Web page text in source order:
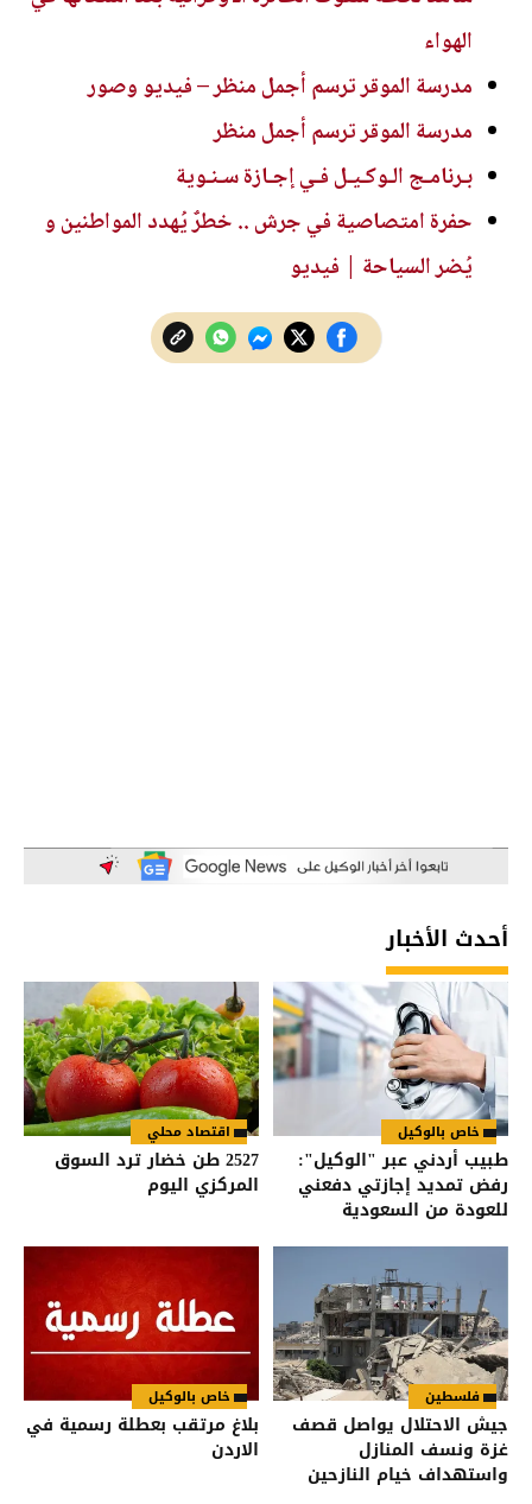
الهواء
مدرسة الموقر ترسم أجمل منظر – فيديو وصور
مدرسة الموقر ترسم أجمل منظر
بـرنامـج الـوكـيـل فـي إجـازة سـنـوية
حفرة امتصاصية في جرش .. خطرٌ يُهدد المواطنين و
يُضر السياحة | فيديو
أحدث الأخبار
خاص بالوكيل
طبيب أردني عبر "الوكيل":
رفض تمديد إجازتي دفعني
للعودة من السعودية
اقتصاد محلي
2527 طن خضار ترد السوق
المركزي اليوم
فلسطين
جيش الاحتلال يواصل قصف
غزة ونسف المنازل
واستهداف خيام النازحين
خاص بالوكيل
بلاغ مرتقب بعطلة رسمية في
الاردن